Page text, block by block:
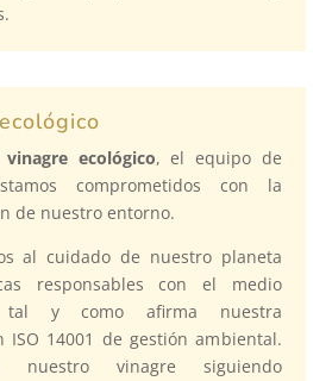
vinagre ecológico, el equipo de
comprometidos con la
de nuestro entorno.
al cuidado de nuestro planeta
responsables con el medio
tal y como afirma nuestra
ISO 14001 de gestión ambiental.
nuestro vinagre siguiendo